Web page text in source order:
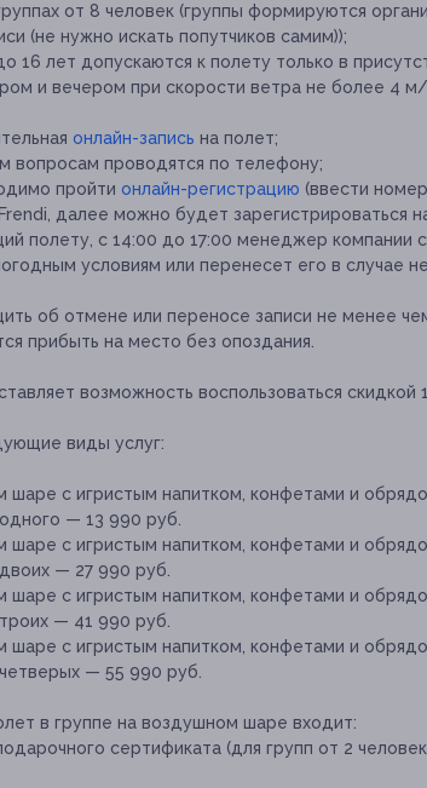
от 8 человек (группы формируются
(не нужно искать попутчиков самим));
16 лет допускаются к полету только в
и вечером при скорости ветра не более 4 м/
онлайн-запись на полет;
вопросам проводятся по телефону;
пройти онлайн-регистрацию (ввести
далее можно будет зарегистрироваться
полету, с 14:00 до 17:00 менеджер компании
условиям или перенесет его в случае
об отмене или переносе записи не менее
прибыть на место без опоздания.
возможность воспользоваться скидкой
виды услуг:
шаре с игристым напитком, конфетами и
— 13 990 руб.
шаре с игристым напитком, конфетами и
— 27 990 руб.
шаре с игристым напитком, конфетами и
— 41 990 руб.
шаре с игристым напитком, конфетами и
— 55 990 руб.
в группе на воздушном шаре входит:
сертификата (для групп от 2